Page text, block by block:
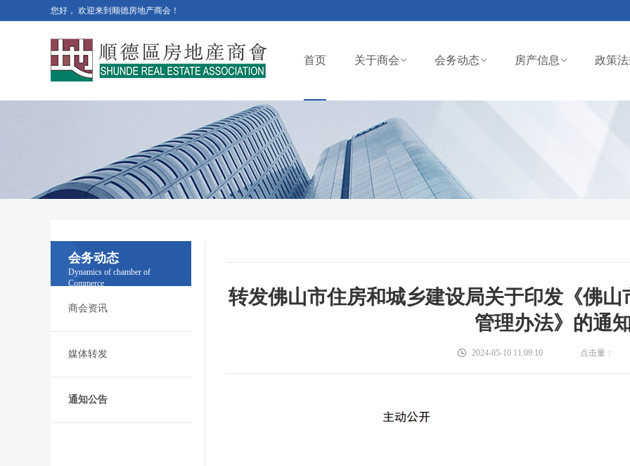
您好， 欢迎来到顺德房地产商会！
首页 关于商会 会务动态 房产信息 政策
会务动态
Dynamics of chamber of
Commerce
商会资讯
媒体转发
通知公告
转发佛山市住房和城乡建设局关于印发《佛
管理办法》的通
2024-05-10 11:09:10 点击量：